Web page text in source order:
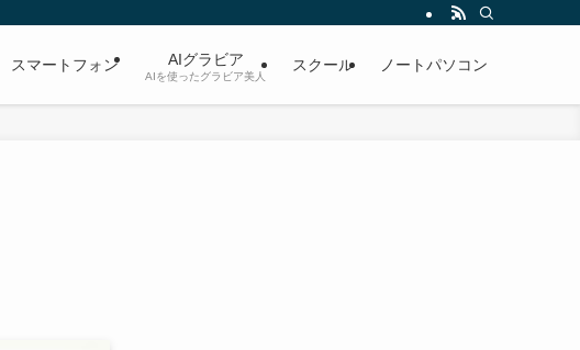
スマートフォン AIグラビア
AIを使ったグラビア美人
スクール ノートパソコン